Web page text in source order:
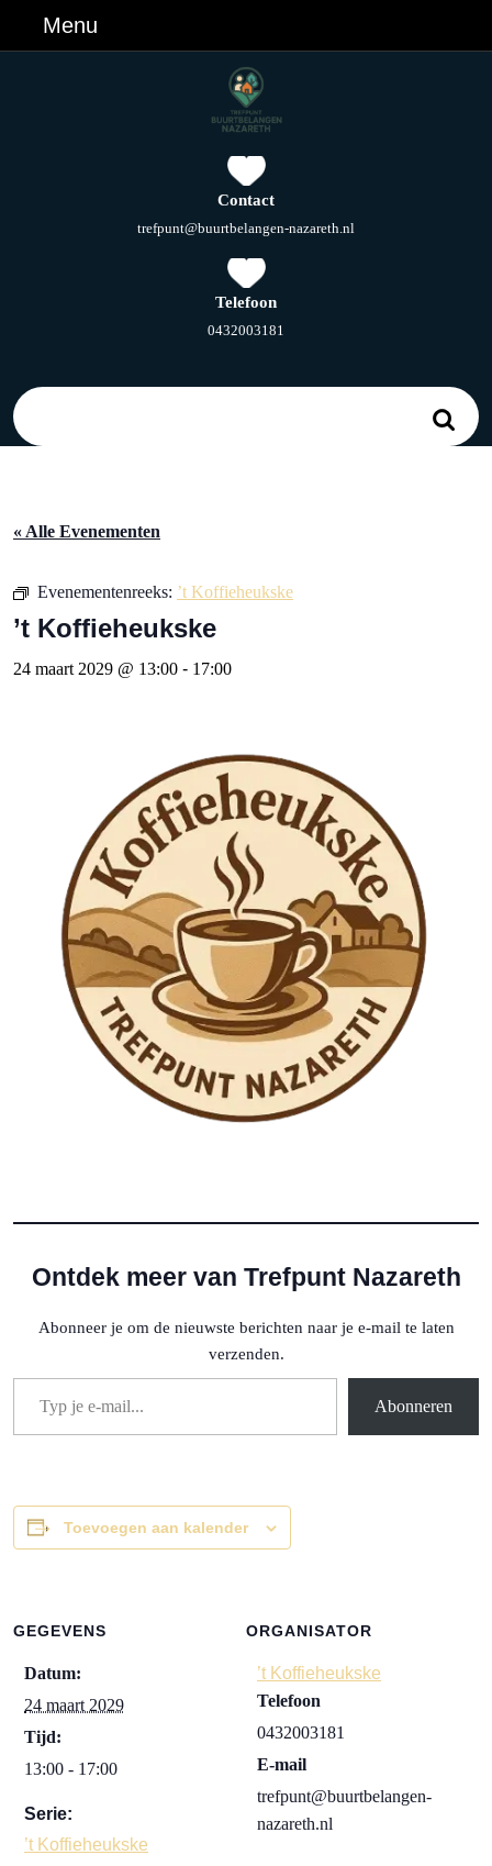
Menu
Contact
trefpunt@buurtbelangen-nazareth.nl
Telefoon
0432003181
« Alle Evenementen
Evenementenreeks: ’t Koffieheukske
’t Koffieheukske
24 maart 2029 @ 13:00 - 17:00
Ontdek meer van Trefpunt Nazareth
Abonneer je om de nieuwste berichten naar je e-mail te laten
verzenden.
Typ je e-mail...
Abonneren
Toevoegen aan kalender
GEGEVENS
Datum:
24 maart 2029
Tijd:
13:00 - 17:00
Serie:
’t Koffieheukske
ORGANISATOR
’t Koffieheukske
Telefoon
0432003181
E-mail
trefpunt@buurtbelangen-
nazareth.nl